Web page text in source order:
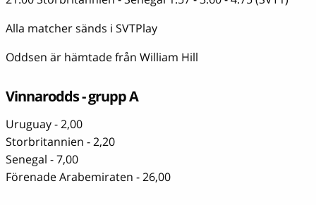
Alla matcher sänds i SVTPlay
Oddsen är hämtade från William Hill
Vinnarodds - grupp A
Uruguay - 2,00
Storbritannien - 2,20
Senegal - 7,00
Förenade Arabemiraten - 26,00